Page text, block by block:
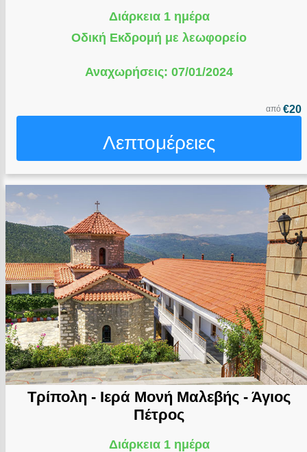
Διάρκεια 1 ημέρα
Οδική Εκδρομή με λεωφορείο
Αναχωρήσεις: 07/01/2024
από €20
Λεπτομέρειες
Τρίπολη - Ιερά Μονή Μαλεβής - Άγιος
Πέτρος
Διάρκεια 1 ημέρα